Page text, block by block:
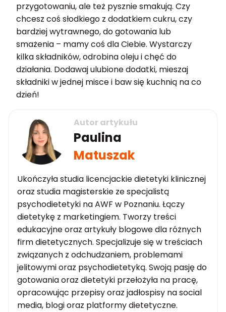
przygotowaniu, ale też pysznie smakują. Czy
chcesz coś słodkiego z dodatkiem cukru, czy
bardziej wytrawnego, do gotowania lub
smażenia – mamy coś dla Ciebie. Wystarczy
kilka składników, odrobina oleju i chęć do
działania. Dodawaj ulubione dodatki, mieszaj
składniki w jednej misce i baw się kuchnią na co
dzień!
Autor artykułu
Paulina
Matuszak
Ukończyła studia licencjackie dietetyki klinicznej
oraz studia magisterskie ze specjalistą
psychodietetyki na AWF w Poznaniu. Łączy
dietetykę z marketingiem. Tworzy treści
edukacyjne oraz artykuły blogowe dla różnych
firm dietetycznych. Specjalizuje się w treściach
związanych z odchudzaniem, problemami
jelitowymi oraz psychodietetyką. Swoją pasję do
gotowania oraz dietetyki przełożyła na pracę,
opracowując przepisy oraz jadłospisy na social
media, blogi oraz platformy dietetyczne.